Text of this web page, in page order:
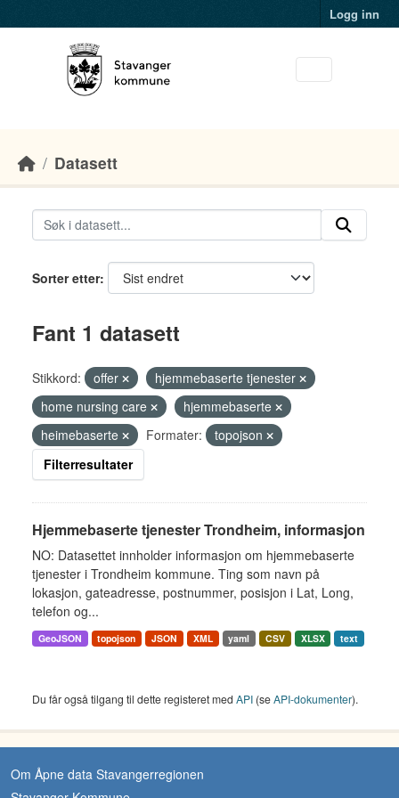
Logg inn
Datasett
Sorter etter
Fant 1 datasett
Stikkord: offer
hjemmebaserte tjenester
home nursing care
hjemmebaserte
heimebaserte
Formater:
topojson
Filterresultater
Hjemmebaserte tjenester Trondheim, informasjon
NO: Datasettet innholder informasjon om hjemmebaserte
tjenester i Trondheim kommune. Ting som navn på
lokasjon, gateadresse, postnummer, posisjon i Lat, Long,
telefon og...
GeoJSON topojson JSON XML yaml CSV XLSX text
Du får også tilgang til dette registeret med API (seAPI-dokumenter).
Om Åpne data Stavangerregionen